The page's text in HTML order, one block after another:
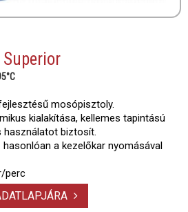
mosópisztoly.
kialakítása, kellemes tapintású
használatot biztosít.
a kezelőkar nyomásával
perc